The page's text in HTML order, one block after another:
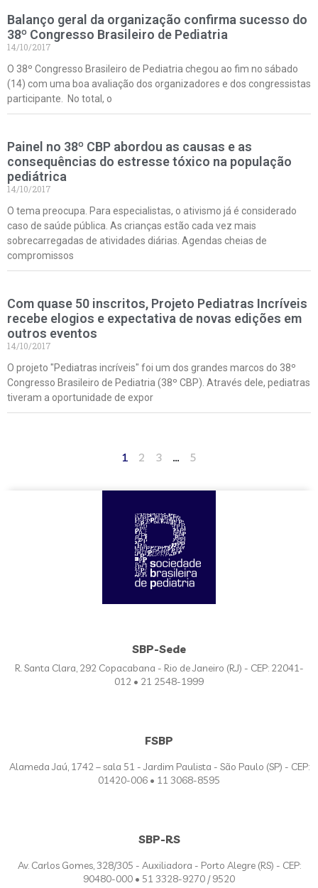
Balanço geral da organização confirma sucesso do
38º Congresso Brasileiro de Pediatria
14/10/2017
O 38º Congresso Brasileiro de Pediatria chegou ao fim no sábado
(14) com uma boa avaliação dos organizadores e dos congressistas
participante. No total, o
Painel no 38º CBP abordou as causas e as
consequências do estresse tóxico na população
pediátrica
14/10/2017
O tema preocupa. Para especialistas, o ativismo já é considerado
caso de saúde pública. As crianças estão cada vez mais
sobrecarregadas de atividades diárias. Agendas cheias de
compromissos
Com quase 50 inscritos, Projeto Pediatras Incríveis
recebe elogios e expectativa de novas edições em
outros eventos
14/10/2017
O projeto "Pediatras incríveis" foi um dos grandes marcos do 38º
Congresso Brasileiro de Pediatria (38º CBP). Através dele, pediatras
tiveram a oportunidade de expor
1 2 3 … 5
SBP-Sede
R. Santa Clara, 292 Copacabana - Rio de Janeiro (RJ) - CEP: 22041-
012 • 21 2548-1999
FSBP
Alameda Jaú, 1742 – sala 51 - Jardim Paulista - São Paulo (SP) - CEP:
01420-006 • 11 3068-8595
SBP-RS
Av. Carlos Gomes, 328/305 - Auxiliadora - Porto Alegre (RS) - CEP:
90480-000 • 51 3328-9270 / 9520